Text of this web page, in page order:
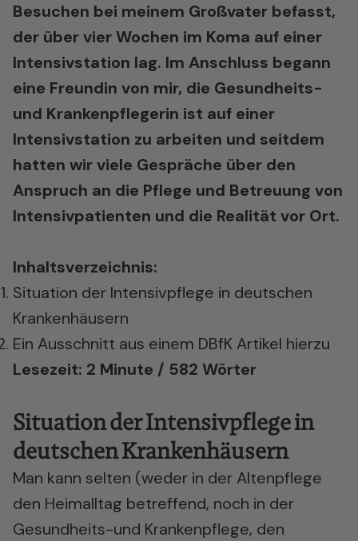
Besuchen bei meinem Großvater befasst,
der über vier Wochen im Koma auf einer
Intensivstation lag. Im Anschluss begann
eine Freundin von mir, die Gesundheits-
und Krankenpflegerin ist auf einer
Intensivstation zu arbeiten und seitdem
hatten wir viele Gespräche über den
Anspruch an die Pflege und Betreuung von
Intensivpatienten und die Realität vor Ort.
Inhaltsverzeichnis:
Situation der Intensivpflege in deutschen
Krankenhäusern
Ein Ausschnitt aus einem DBfK Artikel hierzu
Lesezeit: 2 Minute / 582 Wörter
Situation der Intensivpflege in
deutschen Krankenhäusern
Man kann selten (weder in der Altenpflege
den Heimalltag betreffend, noch in der
Gesundheits-und Krankenpflege, den